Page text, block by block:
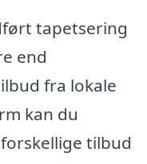
tapetsering
end
fra lokale
kan du
tilbud